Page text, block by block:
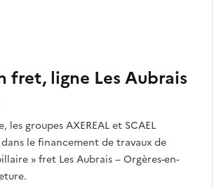
fret, ligne Les Aubrais
les groupes AXEREAL et SCAEL
dans le financement de travaux de
» fret Les Aubrais – Orgères-en-